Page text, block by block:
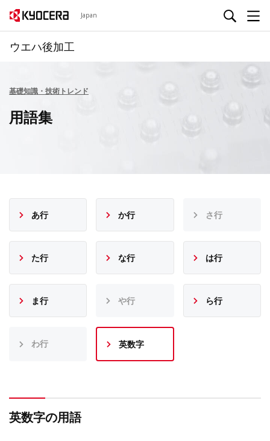
Japan
ウエハ後加工
基礎知識・技術トレンド
用語集
あ行 か行 さ行
た行 な行 は行
ま行 や行 ら行
わ行 英数字
英数字の用語